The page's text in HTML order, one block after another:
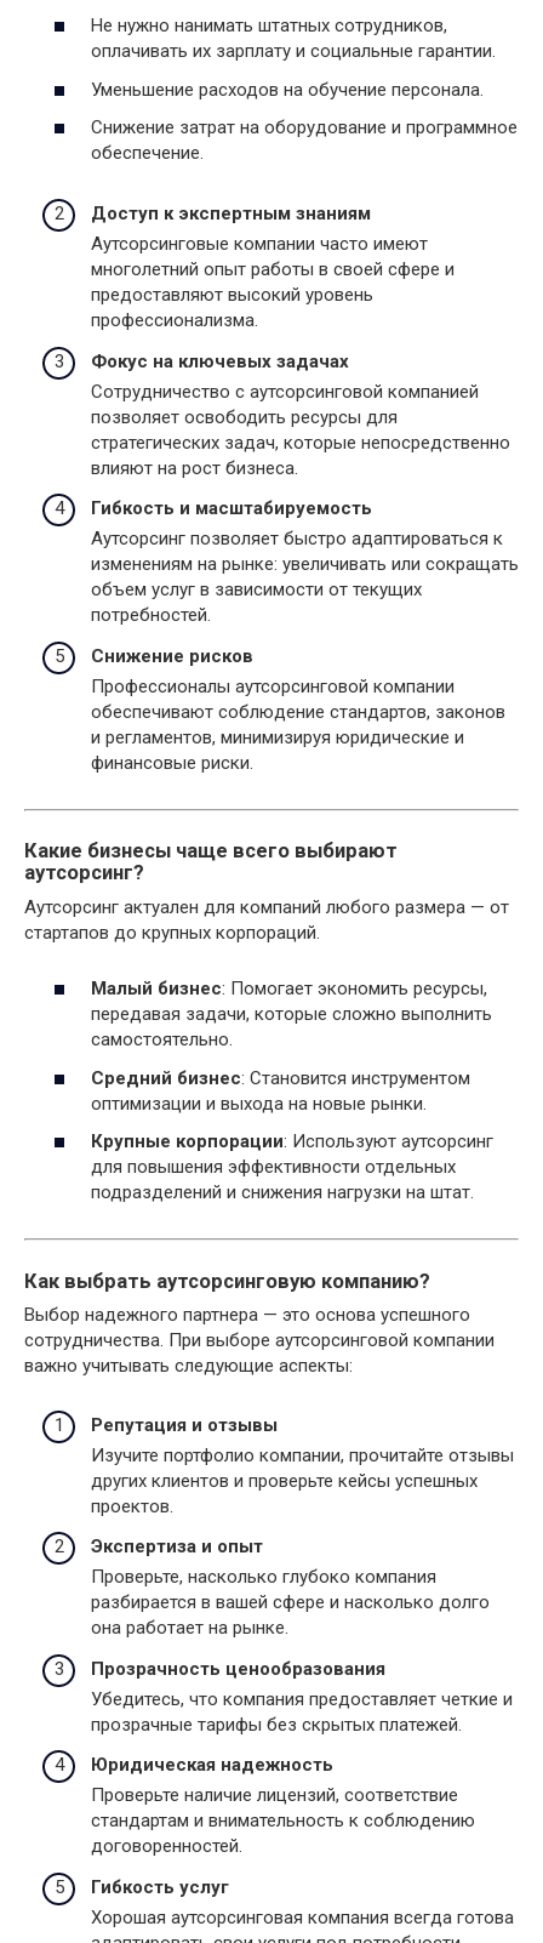
Не нужно нанимать штатных сотрудников,
оплачивать их зарплату и социальные гарантии.
Уменьшение расходов на обучение персонала.
Снижение затрат на оборудование и программное
обеспечение.
Доступ к экспертным знаниям
Аутсорсинговые компании часто имеют
многолетний опыт работы в своей сфере и
предоставляют высокий уровень
профессионализма.
Фокус на ключевых задачах
Сотрудничество с аутсорсинговой компанией
позволяет освободить ресурсы для
стратегических задач, которые непосредственно
влияют на рост бизнеса.
Гибкость и масштабируемость
Аутсорсинг позволяет быстро адаптироваться к
изменениям на рынке: увеличивать или сокращать
объем услуг в зависимости от текущих
потребностей.
Снижение рисков
Профессионалы аутсорсинговой компании
обеспечивают соблюдение стандартов, законов
и регламентов, минимизируя юридические и
финансовые риски.
Какие бизнесы чаще всего выбирают
аутсорсинг?
Аутсорсинг актуален для компаний любого размера — от
стартапов до крупных корпораций.
Малый бизнес: Помогает экономить ресурсы,
передавая задачи, которые сложно выполнить
самостоятельно.
Средний бизнес: Становится инструментом
оптимизации и выхода на новые рынки.
Крупные корпорации: Используют аутсорсинг
для повышения эффективности отдельных
подразделений и снижения нагрузки на штат.
Как выбрать аутсорсинговую компанию?
Выбор надежного партнера — это основа успешного
сотрудничества. При выборе аутсорсинговой компании
важно учитывать следующие аспекты:
Репутация и отзывы
Изучите портфолио компании, прочитайте отзывы
других клиентов и проверьте кейсы успешных
проектов.
Экспертиза и опыт
Проверьте, насколько глубоко компания
разбирается в вашей сфере и насколько долго
она работает на рынке.
Прозрачность ценообразования
Убедитесь, что компания предоставляет четкие и
прозрачные тарифы без скрытых платежей.
Юридическая надежность
Проверьте наличие лицензий, соответствие
стандартам и внимательность к соблюдению
договоренностей.
Гибкость услуг
Хорошая аутсорсинговая компания всегда готова